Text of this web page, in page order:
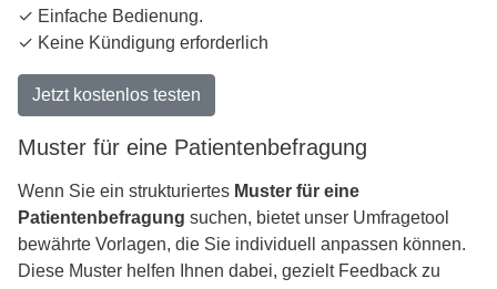
✓ Einfache Bedienung.
✓ Keine Kündigung erforderlich
Jetzt kostenlos testen
Muster für eine Patientenbefragung
Wenn Sie ein strukturiertes Muster für eine
Patientenbefragung suchen, bietet unser Umfragetool
bewährte Vorlagen, die Sie individuell anpassen können.
Diese Muster helfen Ihnen dabei, gezielt Feedback zu